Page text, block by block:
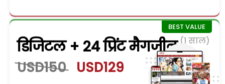
डिजिटल + 24 प्रिंट मैगजीन (1 साल)
USD150 USD129